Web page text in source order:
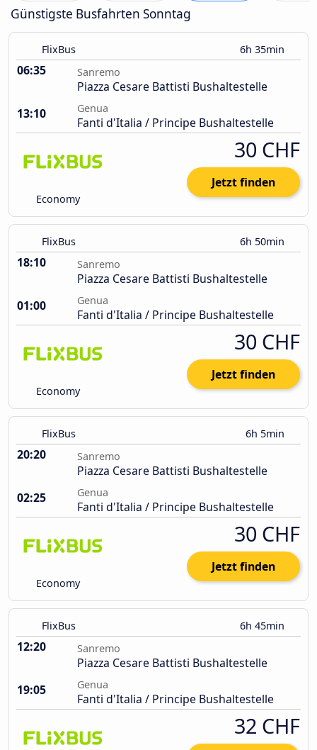
Günstigste Busfahrten Sonntag
FlixBus 6h 35min
06:35 Sanremo
Piazza Cesare Battisti Bushaltestelle
13:10
Genua
Fanti d'Italia / Principe Bushaltestelle
Economy
30 CHF
Jetzt finden
FlixBus 6h 50min
18:10 Sanremo
Piazza Cesare Battisti Bushaltestelle
01:00
Genua
Fanti d'Italia / Principe Bushaltestelle
Economy
30 CHF
Jetzt finden
FlixBus 6h 5min
20:20 Sanremo
Piazza Cesare Battisti Bushaltestelle
02:25
Genua
Fanti d'Italia / Principe Bushaltestelle
Economy
30 CHF
Jetzt finden
FlixBus 6h 45min
12:20 Sanremo
Piazza Cesare Battisti Bushaltestelle
19:05
Genua
Fanti d'Italia / Principe Bushaltestelle
32 CHF